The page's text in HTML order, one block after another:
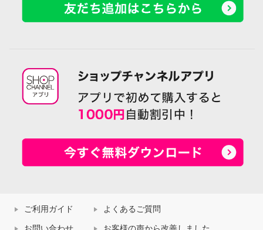
ご利用ガイド よくあるご質問